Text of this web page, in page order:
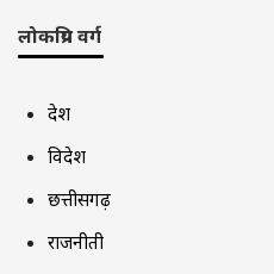
लोकप्रिय वर्ग
देश
विदेश
छत्तीसगढ़
राजनीती